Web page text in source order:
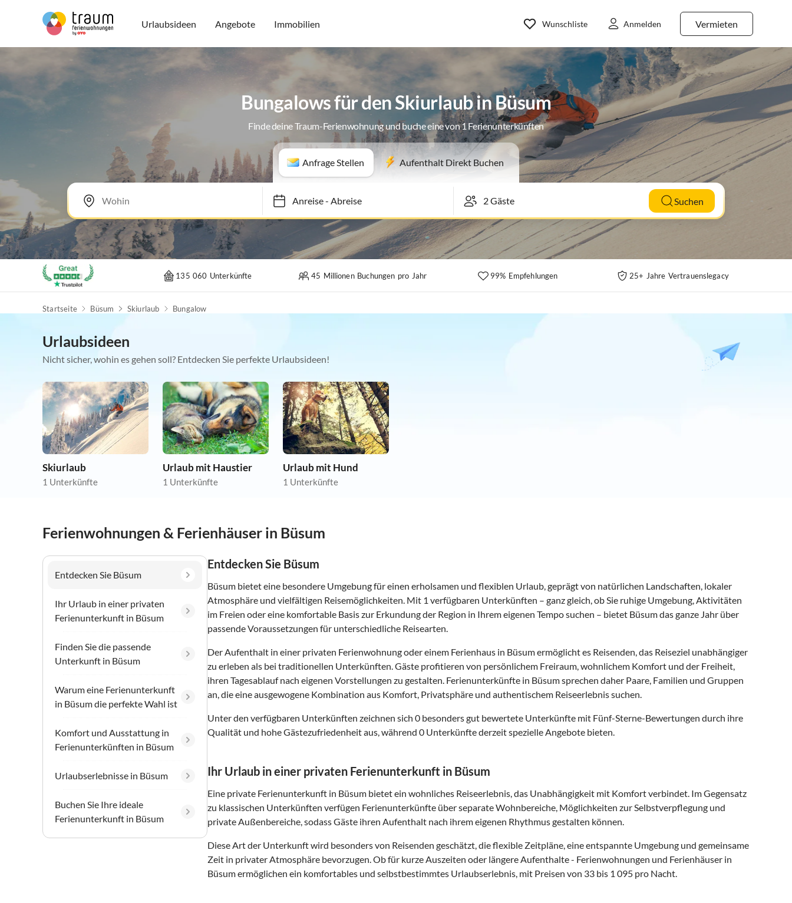
Urlaubsideen Angebote Immobilien Vermieten
Wunschliste Anmelden
Bungalows für den Skiurlaub in Büsum
Finde deine Traum-Ferienwohnung und buche eine von 1 Ferienunterkünften
Anfrage Stellen Aufenthalt Direkt Buchen
Anreise-Abreise Suchen
135 060 Unterkünfte 45 Millionen Buchungen pro Jahr 99% Empfehlungen 25+ Jahre Vertrauenslegacy
Startseite Büsum Skiurlaub Bungalow
Urlaubsideen
Nicht sicher, wohin es gehen soll? Entdecken Sie perfekte Urlaubsideen!
Skiurlaub
1 Unterkünfte
Urlaub mit Haustier
1 Unterkünfte
Urlaub mit Hund
1 Unterkünfte
Ferienwohnungen & Ferienhäuser in Büsum
Entdecken Sie Büsum
Ihr Urlaub in einer privaten
Ferienunterkunft in Büsum
Finden Sie die passende
Unterkunft in Büsum
Warum eine Ferienunterkunft
in Büsum die perfekte Wahl ist
Komfort und Ausstattung in
Ferienunterkünften in Büsum
Urlaubserlebnisse in Büsum
Buchen Sie Ihre ideale
Ferienunterkunft in Büsum
Entdecken Sie Büsum
Büsum bietet eine besondere Umgebung für einen erholsamen und flexiblen Urlaub, geprägt von natürlichen Landschaften, lokaler
Atmosphäre und vielfältigen Reisemöglichkeiten. Mit 1 verfügbaren Unterkünften – ganz gleich, ob Sie ruhige Umgebung, Aktivitäten
im Freien oder eine komfortable Basis zur Erkundung der Region in Ihrem eigenen Tempo suchen – bietet Büsum das ganze Jahr über
passende Voraussetzungen für unterschiedliche Reisearten.
Der Aufenthalt in einer privaten Ferienwohnung oder einem Ferienhaus in Büsum ermöglicht es Reisenden, das Reiseziel unabhängiger
zu erleben als bei traditionellen Unterkünften. Gäste profitieren von persönlichem Freiraum, wohnlichem Komfort und der Freiheit,
ihren Tagesablauf nach eigenen Vorstellungen zu gestalten. Ferienunterkünfte in Büsum sprechen daher Paare, Familien und Gruppen
an, die eine ausgewogene Kombination aus Komfort, Privatsphäre und authentischem Reiseerlebnis suchen.
Unter den verfügbaren Unterkünften zeichnen sich 0 besonders gut bewertete Unterkünfte mit Fünf-Sterne-Bewertungen durch ihre
Qualität und hohe Gästezufriedenheit aus, während 0 Unterkünfte derzeit spezielle Angebote bieten.
Ihr Urlaub in einer privaten Ferienunterkunft in Büsum
Eine private Ferienunterkunft in Büsum bietet ein wohnliches Reiseerlebnis, das Unabhängigkeit mit Komfort verbindet. Im Gegensatz
zu klassischen Unterkünften verfügen Ferienunterkünfte über separate Wohnbereiche, Möglichkeiten zur Selbstverpflegung und
private Außenbereiche, sodass Gäste ihren Aufenthalt nach ihrem eigenen Rhythmus gestalten können.
Diese Art der Unterkunft wird besonders von Reisenden geschätzt, die flexible Zeitpläne, eine entspannte Umgebung und gemeinsame
Zeit in privater Atmosphäre bevorzugen. Ob für kurze Auszeiten oder längere Aufenthalte - Ferienwohnungen und Ferienhäuser in
Büsum ermöglichen ein komfortables und selbstbestimmtes Urlaubserlebnis, mit Preisen von 33 bis 1 095 pro Nacht.